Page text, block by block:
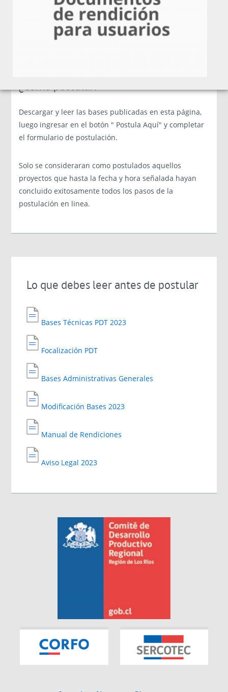
de este instrumento. A modo de ejemplo, se podrán
financiar actividades tales como: talleres; seminarios;
asistencia técnica; exhibiciones; giras nacionales;
¿Cómo postular?
Descargar y leer las bases publicadas en esta página,
luego ingresar en el botón " Postula Aquí" y completar
el formulario de postulación.
Solo se consideraran como postulados aquellos
proyectos que hasta la fecha y hora señalada hayan
concluido exitosamente todos los pasos de la
postulación en linea.
Lo que debes leer antes de postular
Bases Técnicas PDT 2023
Focalización PDT
Bases Administrativas Generales
Modificación Bases 2023
Manual de Rendiciones
Aviso Legal 2023